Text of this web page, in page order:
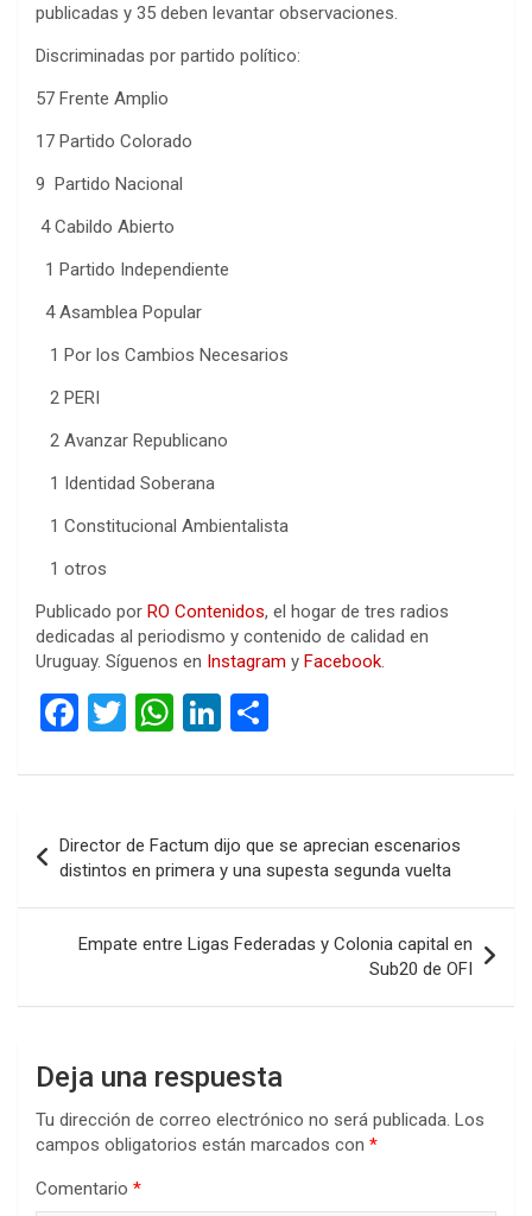
publicadas y 35 deben levantar observaciones.
Discriminadas por partido político:
57 Frente Amplio
17 Partido Colorado
9 Partido Nacional
4 Cabildo Abierto
1 Partido Independiente
4 Asamblea Popular
1 Por los Cambios Necesarios
2 PERI
2 Avanzar Republicano
1 Identidad Soberana
1 Constitucional Ambientalista
1 otros
Publicado por RO Contenidos, el hogar de tres radios
dedicadas al periodismo y contenido de calidad en
Uruguay. Síguenos en Instagram y Facebook
F
ce
o
o
k
T
tt
W
at
A
p
p
Li
ke
n
m
ar
tir
de
entradas
Director de Factum dijo que se aprecian escenarios
distintos en primera y una supesta segunda vuelta
Empate entre Ligas Federadas y Colonia capital en
Sub20 de OFI
Deja una respuesta
Tu dirección de correo electrónico no será publicada. Los
campos obligatorios están marcados con *
Comentario *